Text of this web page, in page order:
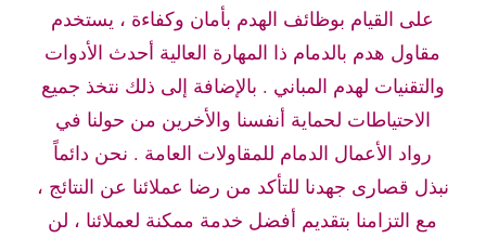
على القيام بوظائف الهدم بأمان وكفاءة ، يستخدم
مقاول هدم بالدمام ذا المهارة العالية أحدث الأدوات
والتقنيات لهدم المباني . بالإضافة إلى ذلك نتخذ جميع
الاحتياطات لحماية أنفسنا والأخرين من حولنا في
رواد الأعمال الدمام للمقاولات العامة . نحن دائماً
نبذل قصارى جهدنا للتأكد من رضا عملائنا عن النتائج ،
مع التزامنا بتقديم أفضل خدمة ممكنة لعملائنا ، لن